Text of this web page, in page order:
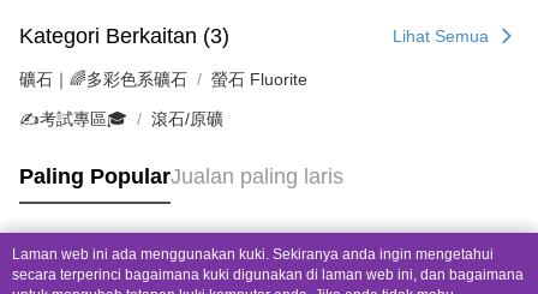
Kategori Berkaitan (3) Lihat Semua
礦石｜🌈多彩色系礦石 螢石 Fluorite
✍️考試專區🎓 滾石/原礦
Paling PopularJualan paling laris
Tag Popular
Laman web ini ada menggunakan kuki. Sekiranya anda ingin mengetahui
secara terperinci bagaimana kuki digunakan di laman web ini, dan bagaimana